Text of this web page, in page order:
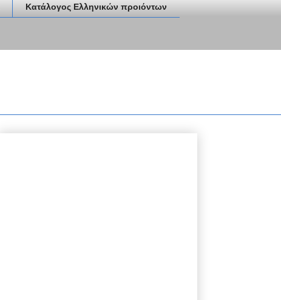
Κατάλογος Ελληνικών προιόντων